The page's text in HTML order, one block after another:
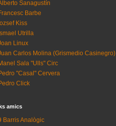
Sanagustín
Barbe
Kiss
Utrilla
Linux
Carlos Molina (Grismedio Casinegro)
Sala "Ulls" Circ
"Casal" Cervera
Click
amics
Barris Analògic